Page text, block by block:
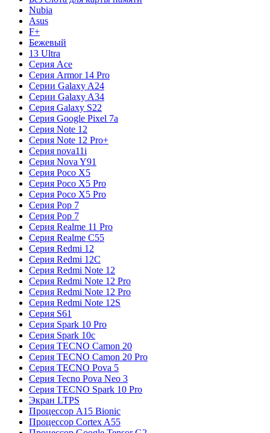
Nubia
Asus
F+
Бежевый
13 Ultra
Серия Ace
Серия Armor 14 Pro
Серии Galaxy A24
Серии Galaxy A34
Серия Galaxy S22
Серия Google Pixel 7a
Серия Note 12
Серия Note 12 Pro+
Серия nova11i
Серия Nova Y91
Серия Poco X5
Серия Poco X5 Pro
Серия Poco X5 Pro
Серия Pop 7
Серия Pop 7
Серия Realme 11 Pro
Серия Realme C55
Серия Redmi 12
Серия Redmi 12C
Серия Redmi Note 12
Серия Redmi Note 12 Pro
Серия Redmi Note 12 Pro
Серия Redmi Note 12S
Серия S61
Серия Spark 10 Pro
Серия Spark 10c
Серия TECNO Camon 20
Серия TECNO Camon 20 Pro
Серия TECNO Pova 5
Серия Tecno Pova Neo 3
Серия TECNO Spark 10 Pro
Экран LTPS
Процессор A15 Bionic
Процессор Cortex A55